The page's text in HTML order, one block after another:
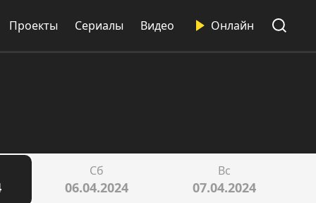
Проекты Сериалы Видео Онлайн
Сб
06.04.2024
Вс
07.04.2024